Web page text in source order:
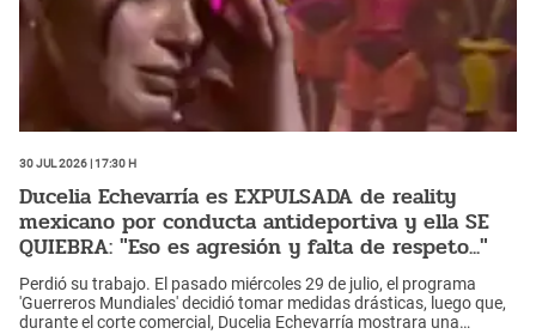
30 Jul 2026 | 17:30 h
Ducelia Echevarría es EXPULSADA de reality
mexicano por conducta antideportiva y ella SE
QUIEBRA: "Eso es agresión y falta de respeto..."
Perdió su trabajo. El pasado miércoles 29 de julio, el programa
'Guerreros Mundiales' decidió tomar medidas drásticas, luego que,
durante el corte comercial, Ducelia Echevarría mostrara una